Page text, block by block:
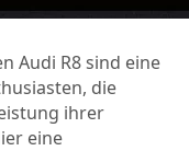
Audi R8 sind eine
die
ihrer
eine